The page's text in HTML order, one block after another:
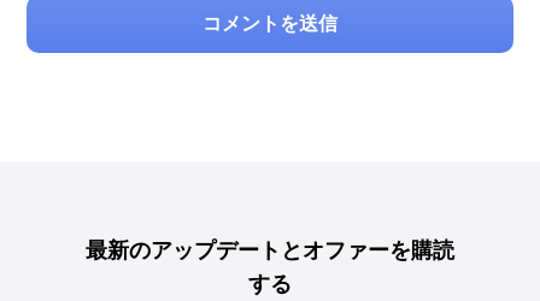
コメントを送信
最新のアップデートとオファーを購読
する